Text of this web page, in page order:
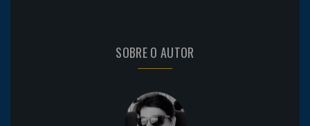
SOBRE O AUTOR